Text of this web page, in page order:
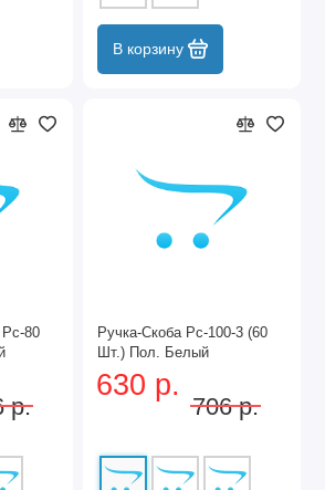
В корзину
Рс-80
р.
Ручка-Скоба Рс-100-3 (60
Шт.) Пол. Белый
630 р.
706 р.